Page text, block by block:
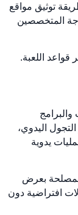
المبتكرة طريقة توثيق مواقع
مما يوفر دقة وراحة لا مثيل لها. من تبسيط تتبع التقدم إلى تعزيز التعاون، تساعد تقنية التقاط الواقع بزاوية 360 درجة المتخصصين
والبرامج
اليدوي،
عمليات يدوية
بعرض
افتراضية دون